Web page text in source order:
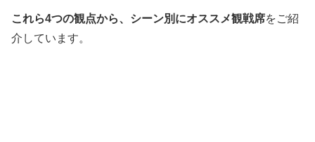
これら4つの観点から、シーン別にオススメ観戦席をご紹
介しています。